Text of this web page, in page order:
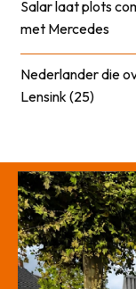
Salar laat plots
met Mercedes
Nederlander die
Lensink (25)